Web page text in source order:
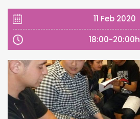
11 Feb 2020
18:00-20:00h